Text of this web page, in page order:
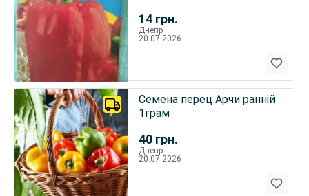
14 грн.
Днепр
20.07.2026
40 грн.
Семена перец Арчи ранній
1грам
Днепр
20.07.2026